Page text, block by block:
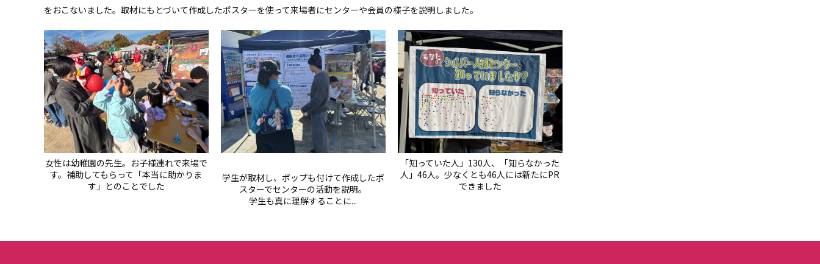
をおこないました。取材にもとづいて作成したポスターを使って来場者にセンターや会員の様子を説明しました。
女性は幼稚園の先生。お子様連れで来場で
す。補助してもらって「本当に助かりま
す」とのことでした
学生が取材し、ポップも付けて作成したポ
スターでセンターの活動を説明。
学生も真に理解することに...
「知っていた人」130人、「知らなかった
人」46人。少なくとも46人には新たにPR
できました